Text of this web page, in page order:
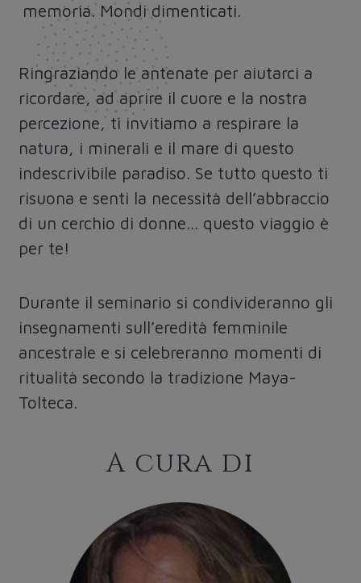
memoria. Mondi dimenticati.
Ringraziando le antenate per aiutarci a
ricordare, ad aprire il cuore e la nostra
percezione, ti invitiamo a respirare la
natura, i minerali e il mare di questo
indescrivibile paradiso. Se tutto questo ti
risuona e senti la necessità dell’abbraccio
di un cerchio di donne... questo viaggio è
per te!
Durante il seminario si condivideranno gli
insegnamenti sull’eredità femminile
ancestrale e si celebreranno momenti di
ritualità secondo la tradizione Maya-
Tolteca.
A cura di